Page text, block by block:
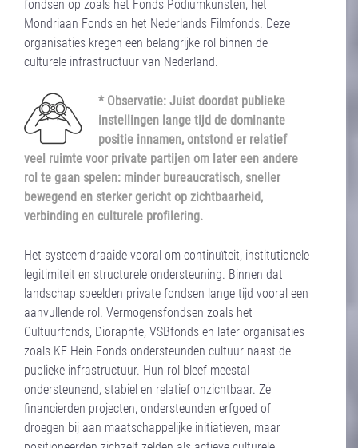
fondsen op zoals het Fonds Podiumkunsten, het
Mondriaan Fonds en het Nederlands Filmfonds. Deze
organisaties kregen een belangrijke rol binnen de
culturele infrastructuur van Nederland.
* Observatie: Juist doordat publieke
instellingen lange tijd de dominante
positie innamen, ontstond er relatief
veel ruimte voor private partijen om later een andere
rol te gaan spelen: minder bureaucratisch, sneller
bewegend en sterker gericht op zichtbaarheid,
verbinding en culturele profilering.
Het systeem draaide vooral om continuïteit, institutionele
legitimiteit en structurele ondersteuning. Binnen dat
landschap speelden private fondsen lange tijd vooral een
aanvullende rol. Vermogensfondsen zoals het
Cultuurfonds, Dioraphte, VSBfonds en later organisaties
zoals KF Hein Fonds ondersteunden cultuur naast de
publieke infrastructuur. Hun rol bleef meestal
ondersteunend, stabiel en relatief onzichtbaar. Ze
financierden projecten, ondersteunden erfgoed of
droegen bij aan maatschappelijke initiatieven, maar